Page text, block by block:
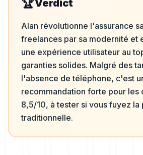
Verdict
Alan révolutionne l'assurance
freelances par sa modernité et
une expérience utilisateur au
garanties solides. Malgré des
l'absence de téléphone, c'est
recommandation forte pour les
8,5/10, à tester si vous fuyez la
traditionnelle.